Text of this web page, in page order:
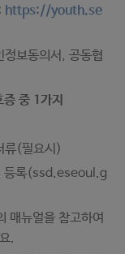
https://youth.se
보동의서, 공동협
중 1가지
류(필요시)
등록(ssd.eseoul.g
매뉴얼을 참고하여
.